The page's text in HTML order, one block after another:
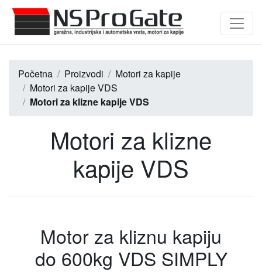
Početna Proizvodi
Motori za kapije
Motori za kapije VDS
Motori za klizne kapije VDS
Motori za klizne
kapije VDS
Motor za kliznu kapiju
do 600kg VDS SIMPLY